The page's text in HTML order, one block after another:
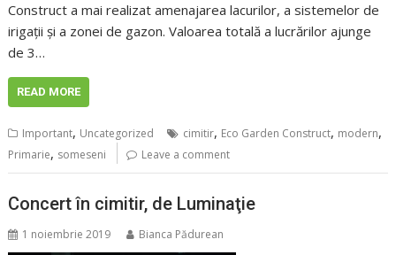
Construct a mai realizat amenajarea lacurilor, a sistemelor de
irigații și a zonei de gazon. Valoarea totală a lucrărilor ajunge
de 3…
READ MORE
Important, Uncategorized cimitir, Eco Garden Construct, modern,
Primarie, someseni Leave a comment
Concert în cimitir, de Luminaţie
1 noiembrie 2019 Bianca Pădurean